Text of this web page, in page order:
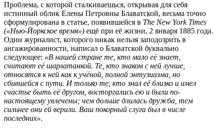
Проблема, с которой сталкиваешься, открывая для себя
истинный облик Елены Петровны Блаватской, весьма точно
сформулирована в статье, появившейся в The New York Times
(«Нью-Йоркское время») ещё при её жизни, 2 января 1885 года.
Один журналист, которого никак нельзя заподозрить в
ангажированности, написал о Блаватской буквально
следующее: «В нашей стране те, кто мало её знает,
считают её шарлатанкой. Те, кто знаком с ней лучше,
относятся к ней как к учёной, полной энтузиазма, но
сбившейся с пути. И только те, кто знал её близко и имел
счастье быть её другом, восторгались ею и были по-
настоящему увлечены; чем дольше длилась дружба, тем
сильнее они ей верили. Ваш покорный слуга был в числе
последних».